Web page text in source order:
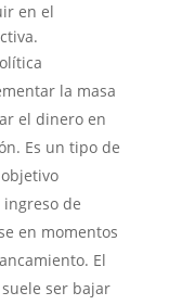
en el
la masa
el dinero en
Es un tipo de
de
en momentos
El
ser bajar